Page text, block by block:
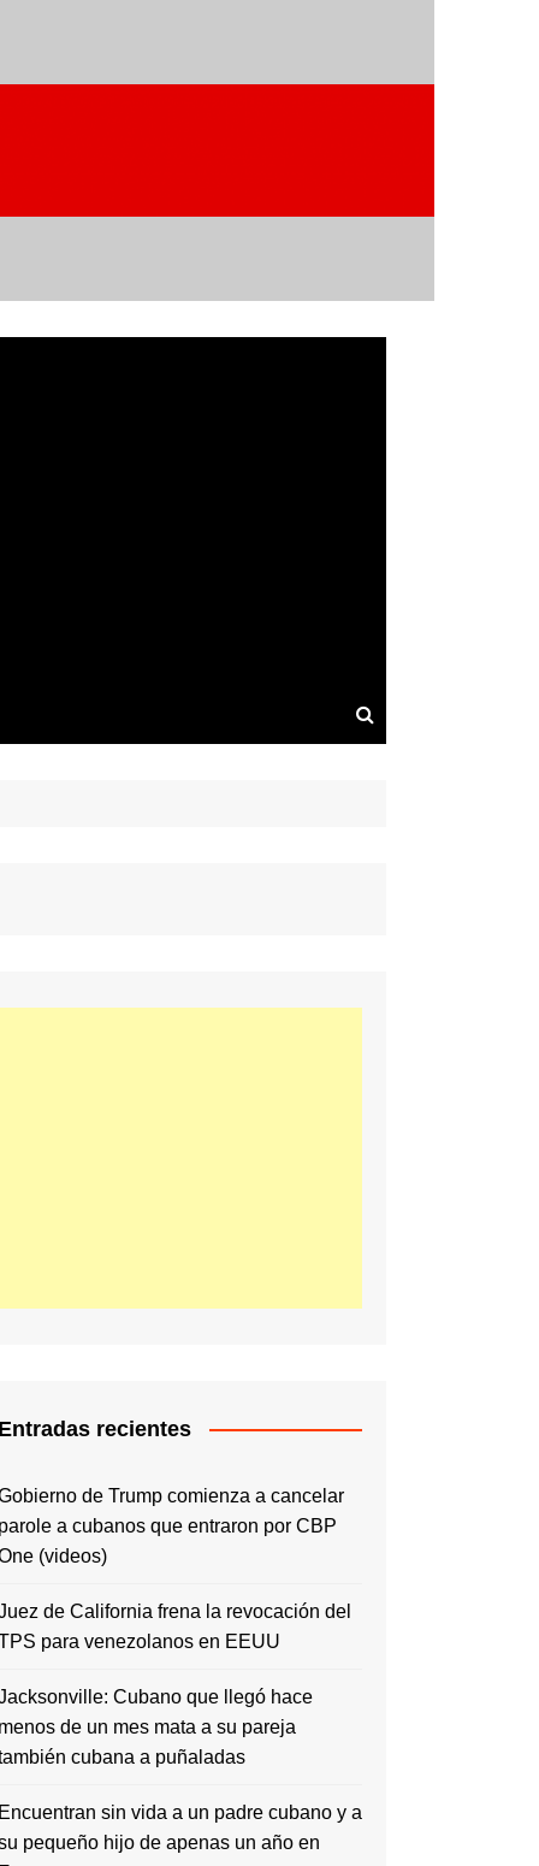
Entradas recientes
de Trump comienza a cancelar
parole a cubanos que entraron por CBP
(videos)
de California frena la revocación del
para venezolanos en EEUU
Cubano que llegó hace
menos de un mes mata a su pareja
cubana a puñaladas
Encuentran sin vida a un padre cubano y a
pequeño hijo de apenas un año en